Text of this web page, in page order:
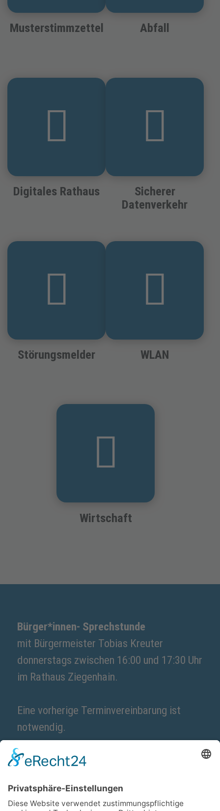
Musterstimmzettel Abfall
Digitales Rathaus
Sicherer
Datenverkehr
Störungsmelder WLAN
Wirtschaft
Bürger*innen- Sprechstunde
mit Bürgermeister Tobias Kreuter
donnerstags zwischen 16:00 und 17:30 Uhr
im Rathaus Ziegenhain.
Eine vorherige Terminvereinbarung ist
notwendig.